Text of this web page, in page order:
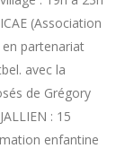
(Association
partenariat
avec la
de Grégory
: 15
enfantine